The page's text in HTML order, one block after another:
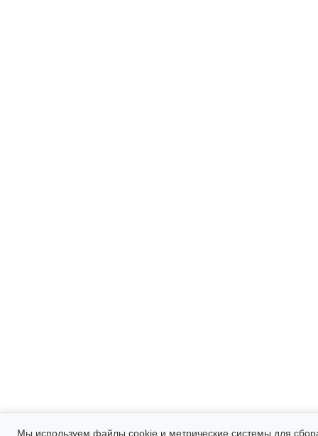
Мы используем файлы cookie и метрические системы для